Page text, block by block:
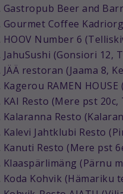
Gastropub Beer and
Gourmet Coffee
HOOV Number 6
JahuSushi (Gonsiori 12,
JÄÄ restoran (Jaama 8,
Kagerou RAMEN
KAI Resto (Mere pst
Kalaranna Resto
Kalevi Jahtklubi Resto
Kanuti Resto (Mere pst
Klaaspärlimäng (Pärnu
Koda Kohvik (Hämariku